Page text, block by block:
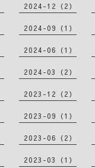
2024-12（2）
2024-09（1）
2024-06（1）
2024-03（2）
2023-12（2）
2023-09（1）
2023-06（2）
2023-03（1）